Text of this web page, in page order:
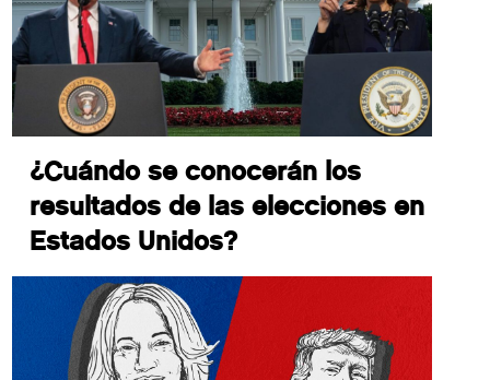
¿Cuándo se conocerán los
resultados de las elecciones en
Estados Unidos?